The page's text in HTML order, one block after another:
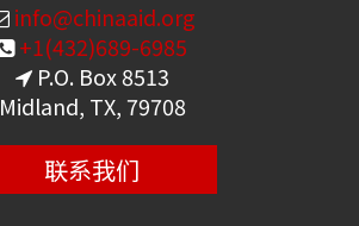
info@chinaaid.org
+1(432)689-6985
P.O. Box 8513
Midland, TX, 79708
联系我们